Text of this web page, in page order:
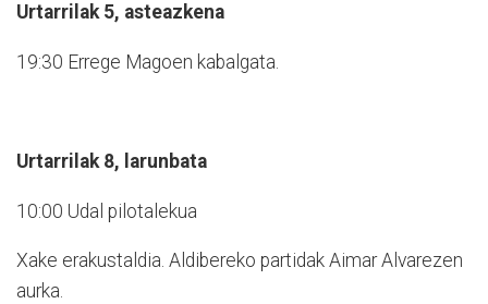
Urtarrilak 5, asteazkena
19:30 Errege Magoen kabalgata.
Urtarrilak 8, larunbata
10:00 Udal pilotalekua
Xake erakustaldia. Aldibereko partidak Aimar Alvarezen
aurka.